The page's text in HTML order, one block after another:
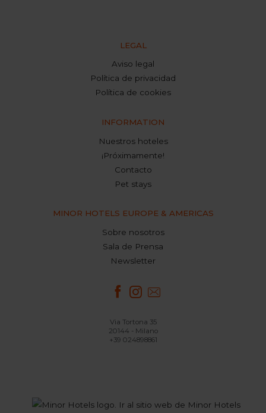
LEGAL
Aviso legal
Política de privacidad
Política de cookies
INFORMATION
Nuestros hoteles
¡Próximamente!
Contacto
Pet stays
MINOR HOTELS EUROPE & AMERICAS
Sobre nosotros
Sala de Prensa
Newsletter
Via Tortona 35
20144 - Milano
+39 024898861